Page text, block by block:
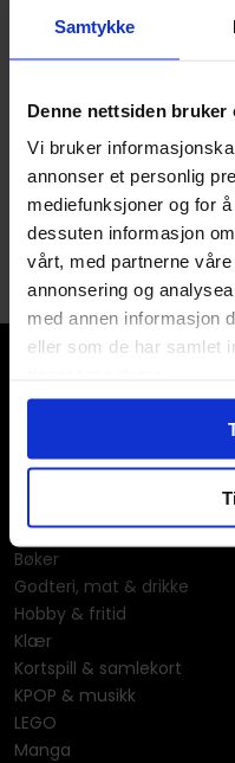
Samtykke
Denne nettsiden bruker
Vi bruker
annonser et personlig
mediefunksjoner og for
dessuten informasjon
vårt, med partnerne
annonsering og
med annen informasjon
eller som de har samlet
Språk
Brettspill
Bøker
Godteri, mat & drikke
Hobby & fritid
Klær
Kortspill & samlekort
KPOP & musikk
LEGO
Manga